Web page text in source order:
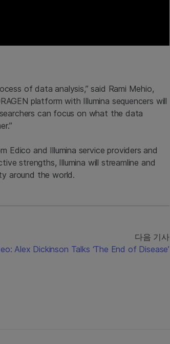
of data analysis,” said Rami Mehio,
platform with Illumina sequencers will
can focus on what the data
and Illumina service providers and
strengths, Illumina will streamline and
around the world.
다음 기사
Alex Dickinson Talks ‘The End of Disease’